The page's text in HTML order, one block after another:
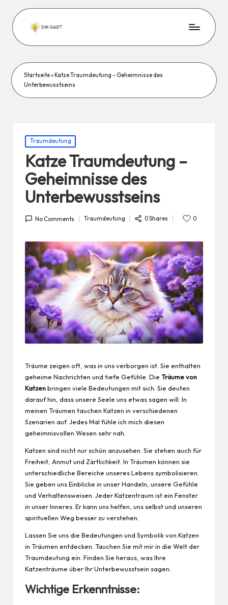
Startseite» Katze Traumdeutung – Geheimnisse des
Unterbewusstseins
Posted
in
Traumdeutung
Katze Traumdeutung –
Geheimnisse des
Unterbewusstseins
No Comments
Posted
Traumdeutung 0 Shares 0
Träume zeigen oft, was in uns verborgen ist. Sie enthalten
geheime Nachrichten und tiefe Gefühle. Die Träume von
Katzenbringen viele Bedeutungen mit sich. Sie deuten
darauf hin, dass unsere Seele uns etwas sagen will. In
meinen Träumen tauchen Katzen in verschiedenen
Szenarien auf. Jedes Mal fühle ich mich diesen
geheimnisvollen Wesen sehr nah.
Katzen sind nicht nur schön anzusehen. Sie stehen auch für
Freiheit, Anmut und Zärtlichkeit. In Träumen können sie
unterschiedliche Bereiche unseres Lebens symbolisieren.
Sie geben uns Einblicke in unser Handeln, unsere Gefühle
und Verhaltensweisen. Jeder Katzentraum ist ein Fenster
in unser Inneres. Er kann uns helfen, uns selbst und unseren
spirituellen Weg besser zu verstehen.
Lassen Sie uns die Bedeutungen und Symbolik von Katzen
in Träumen entdecken. Tauchen Sie mit mir in die Welt der
Traumdeutung ein. Finden Sie heraus, was Ihre
Katzenträume über Ihr Unterbewusstsein sagen.
Wichtige Erkenntnisse: